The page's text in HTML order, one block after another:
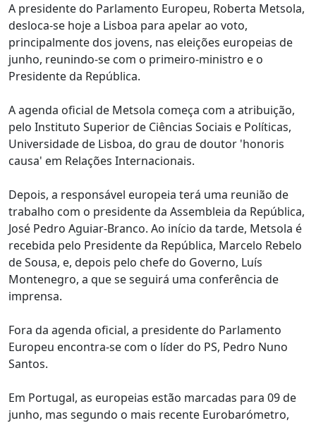
A presidente do Parlamento Europeu, Roberta Metsola,
desloca-se hoje a Lisboa para apelar ao voto,
principalmente dos jovens, nas eleições europeias de
junho, reunindo-se com o primeiro-ministro e o
Presidente da República.
A agenda oficial de Metsola começa com a atribuição,
pelo Instituto Superior de Ciências Sociais e Políticas,
Universidade de Lisboa, do grau de doutor 'honoris
causa' em Relações Internacionais.
Depois, a responsável europeia terá uma reunião de
trabalho com o presidente da Assembleia da República,
José Pedro Aguiar-Branco. Ao início da tarde, Metsola é
recebida pelo Presidente da República, Marcelo Rebelo
de Sousa, e, depois pelo chefe do Governo, Luís
Montenegro, a que se seguirá uma conferência de
imprensa.
Fora da agenda oficial, a presidente do Parlamento
Europeu encontra-se com o líder do PS, Pedro Nuno
Santos.
Em Portugal, as europeias estão marcadas para 09 de
junho, mas segundo o mais recente Eurobarómetro,